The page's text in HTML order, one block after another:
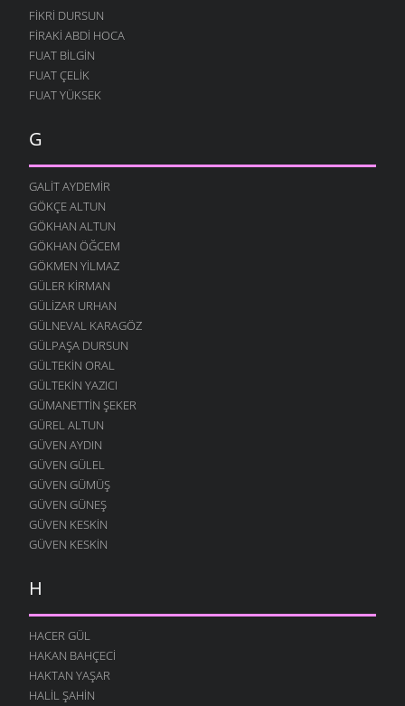
FIKRI DURSUN
FIRAKI ABDI HOCA
FUAT BILGIN
FUAT ÇELIK
FUAT YÜKSEK
G
GALIT AYDEMIR
GÖKÇE ALTUN
GÖKHAN ALTUN
GÖKHAN ÖĞCEM
GÖKMEN YILMAZ
GÜLER KIRMAN
GÜLIZAR URHAN
GÜLNEVAL KARAGÖZ
GÜLPAŞA DURSUN
GÜLTEKIN ORAL
GÜLTEKIN YAZICI
GÜMANETTIN ŞEKER
GÜREL ALTUN
GÜVEN AYDIN
GÜVEN GÜLEL
GÜVEN GÜMÜŞ
GÜVEN GÜNEŞ
GÜVEN KESKIN
GÜVEN KESKIN
H
HACER GÜL
HAKAN BAHÇECI
HAKTAN YAŞAR
HALIL ŞAHIN